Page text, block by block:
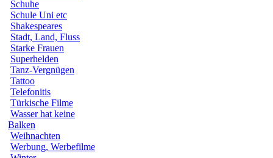
Schuhe
Schule Uni etc
Shakespeares
Stadt, Land, Fluss
Starke Frauen
Superhelden
Tanz-Vergnügen
Tattoo
Telefonitis
Türkische Filme
Wasser hat keine
Balken
Weihnachten
Werbung, Werbefilme